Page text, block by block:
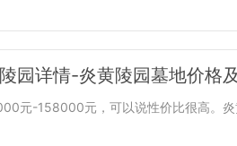
园详情-炎黄陵园墓地价格
元-158000元，可以说性价比很高。